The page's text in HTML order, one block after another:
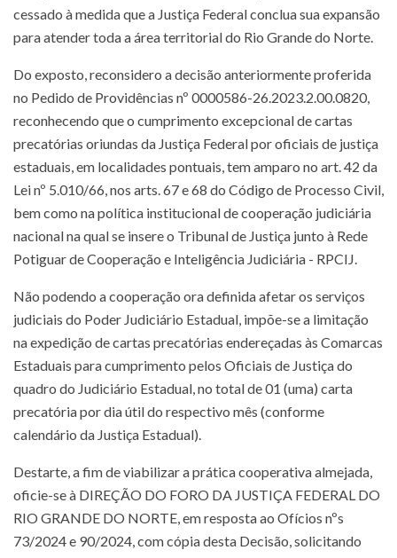
cessado à medida que a Justiça Federal conclua sua expansão
para atender toda a área territorial do Rio Grande do Norte.
Do exposto, reconsidero a decisão anteriormente proferida
no Pedido de Providências nº 0000586-26.2023.2.00.0820,
reconhecendo que o cumprimento excepcional de cartas
precatórias oriundas da Justiça Federal por oficiais de justiça
estaduais, em localidades pontuais, tem amparo no art. 42 da
Lei nº 5.010/66, nos arts. 67 e 68 do Código de Processo Civil,
bem como na política institucional de cooperação judiciária
nacional na qual se insere o Tribunal de Justiça junto à Rede
Potiguar de Cooperação e Inteligência Judiciária - RPCIJ.
Não podendo a cooperação ora definida afetar os serviços
judiciais do Poder Judiciário Estadual, impõe-se a limitação
na expedição de cartas precatórias endereçadas às Comarcas
Estaduais para cumprimento pelos Oficiais de Justiça do
quadro do Judiciário Estadual, no total de 01 (uma) carta
precatória por dia útil do respectivo mês (conforme
calendário da Justiça Estadual).
Destarte, a fim de viabilizar a prática cooperativa almejada,
oficie-se à DIREÇÃO DO FORO DA JUSTIÇA FEDERAL DO
RIO GRANDE DO NORTE, em resposta ao Ofícios nºs
73/2024 e 90/2024, com cópia desta Decisão, solicitando